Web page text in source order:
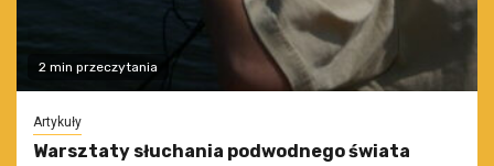
2 min przeczytania
Artykuły
Warsztaty słuchania podwodnego świata